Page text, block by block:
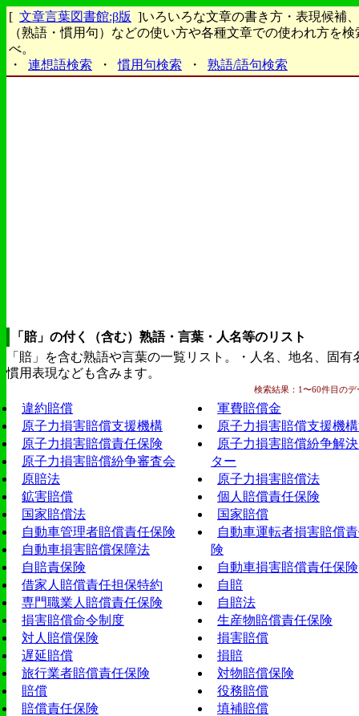
[ 文章言葉図書館:β版 ]いろいろな文章の書き方・表現候補
（熟語・慣用句）などの使い方や各種文章での使われ方を検
べ。
・
連想語検索 ・ 慣用句検索 ・ 熟語/語句検索
「賠」の付く（含む）熟語・言葉・人名等のリスト
「賠」を含む熟語や言葉の一覧リスト。・人名、地名、固有
慣用表現なども含みます。
検索結果：1〜60件目の
違約賠償
原子力損害賠償支援機構
原子力損害賠償責任保険
原子力損害賠償紛争審査会
原賠法
鉱害賠償
国家賠償法
自動車管理者賠償責任保険
自動車損害賠償保障法
自賠責保険
借家人賠償責任担保特約
専門職業人賠償責任保険
損害賠償命令制度
対人賠償保険
遅延賠償
旅行業者賠償責任保険
賠償
賠償責任保険
軍費賠償金
原子力損害賠償支援機
原子力損害賠償紛争解
ター
原子力損害賠償法
個人賠償責任保険
国家賠償
自動車運転者損害賠償
険
自動車損害賠償責任保険
自賠
自賠法
生産物賠償責任保険
損害賠償
損賠
対物賠償保険
役務賠償
填補賠償